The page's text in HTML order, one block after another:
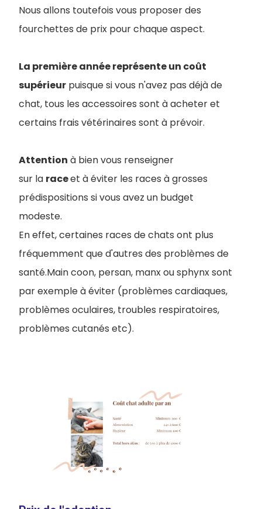
Nous allons toutefois vous proposer des
fourchettes de prix pour chaque aspect.
La première année représente un coût
supérieur puisque si vous n'avez pas déjà de
chat, tous les accessoires sont à acheter et
certains frais vétérinaires sont à prévoir.
Attention à bien vous renseigner
sur la raceet à éviter les races à grosses
prédispositions si vous avez un budget
modeste.
En effet, certaines races de chats ont plus
fréquemment que d'autres des problèmes de
santé.Main coon, persan, manx ou sphynx sont
par exemple à éviter (problèmes cardiaques,
problèmes oculaires, troubles respiratoires,
problèmes cutanés etc).